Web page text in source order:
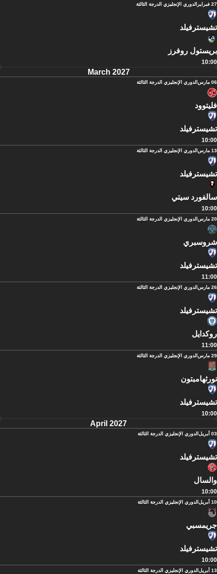
27 فبراير الدوري الإنجليزي الدرجة الثالثة
تشيسترفيلد
بريستول روفرز
10:00
March 2027
06 مارس الدوري الإنجليزي الدرجة الثالثة
فليتوود
تشيسترفيلد
10:00
13 مارس الدوري الإنجليزي الدرجة الثالثة
تشيسترفيلد
سالفورد سيتي
10:00
20 مارس الدوري الإنجليزي الدرجة الثالثة
شروسبري
تشيسترفيلد
11:00
26 مارس الدوري الإنجليزي الدرجة الثالثة
تشيسترفيلد
روكدايل
11:00
29 مارس الدوري الإنجليزي الدرجة الثالثة
نورثهامبتون
تشيسترفيلد
10:00
April 2027
03 أبريل الدوري الإنجليزي الدرجة الثالثة
تشيسترفيلد
والسال
10:00
10 أبريل الدوري الإنجليزي الدرجة الثالثة
جريمسبي
تشيسترفيلد
10:00
13 أبريل الدوري الإنجليزي الدرجة الثالثة